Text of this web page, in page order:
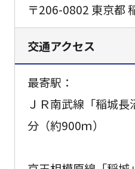
〒206-0802 東京都
交通アクセス
最寄駅：
ＪＲ南武線「稲城
分（約900ｍ）